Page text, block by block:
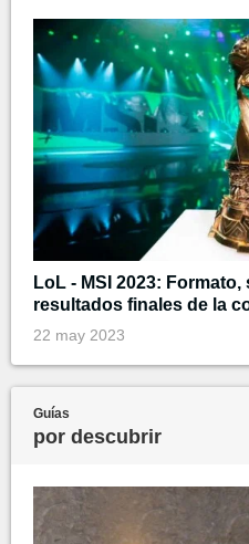
LoL - MSI 2023:
resultados finales de la
22 may 2023
Guías
por descubrir